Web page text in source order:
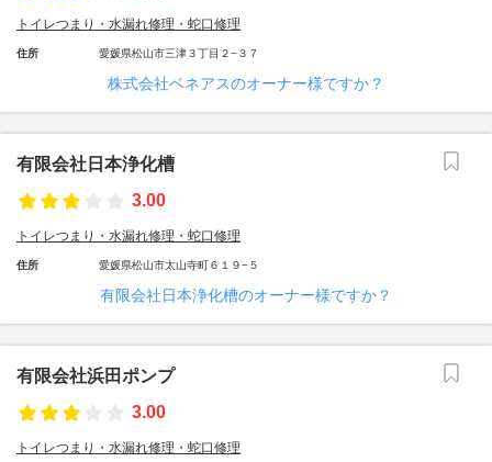
トイレつまり・水漏れ修理・蛇口修理
住所 愛媛県松山市三津３丁目２−３７
株式会社ベネアスのオーナー様ですか？
有限会社日本浄化槽
3.00
トイレつまり・水漏れ修理・蛇口修理
住所 愛媛県松山市太山寺町６１９−５
有限会社日本浄化槽のオーナー様ですか？
有限会社浜田ポンプ
3.00
トイレつまり・水漏れ修理・蛇口修理